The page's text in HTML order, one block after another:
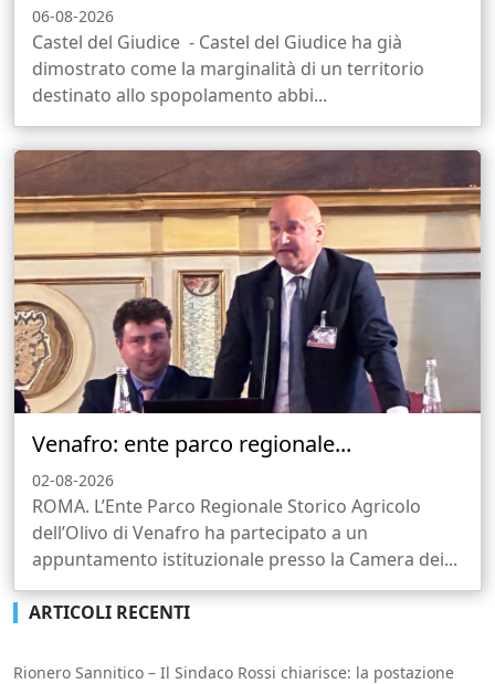
06-08-2026
Castel del Giudice - Castel del Giudice ha già
dimostrato come la marginalità di un territorio
destinato allo spopolamento abbi...
Venafro: ente parco regionale...
02-08-2026
ROMA. L’Ente Parco Regionale Storico Agricolo
dell’Olivo di Venafro ha partecipato a un
appuntamento istituzionale presso la Camera dei...
ARTICOLI RECENTI
Rionero Sannitico – Il Sindaco Rossi chiarisce: la postazione